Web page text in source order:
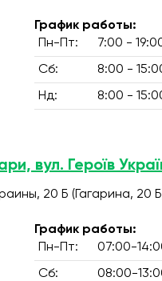
График работы:
Пн-Пт:
7:00 -
Сб: 8:00 -
Нд: 8:00 -
вул. Героїв
20 Б (Гагарина, 20
График работы:
Пн-Пт:
07:00-
Сб: 08:00-